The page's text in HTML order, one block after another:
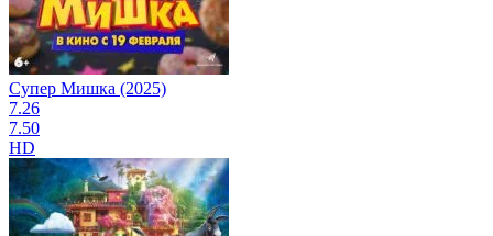
Супер Мишка (2025)
7.26
7.50
HD